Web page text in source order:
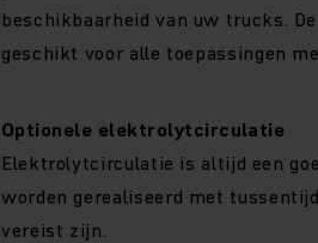
beschikbaarheid van uw trucks.
geschikt voor alle toepassingen
Optionele elektrolytcirculatie
Elektrolytcirculatie is altijd een
worden gerealiseerd met
vereist zijn.